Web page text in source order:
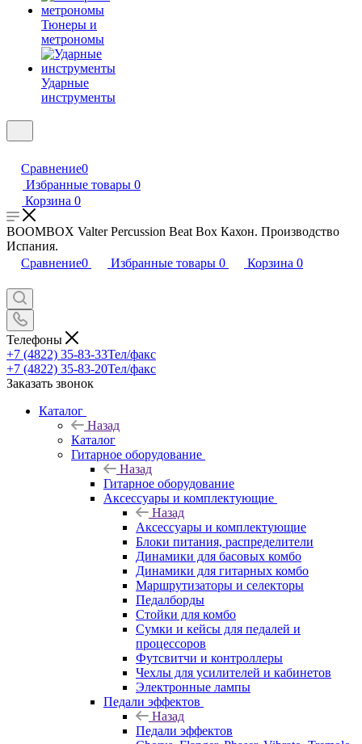
Тюнеры и
метрономы
Ударные
инструменты
Сравнение0
Избранные товары 0
Корзина 0
BOOMBOX Valter Percussion Beat Box Кахон. Производство
Испания.
Сравнение0 Избранные товары 0 Корзина 0
Телефоны
+7 (4822) 35-83-33Тел/факс
+7 (4822) 35-83-20Тел/факс
Заказать звонок
Каталог
Назад
Каталог
Гитарное оборудование
Назад
Гитарное оборудование
Аксессуары и комплектующие
Назад
Аксессуары и комплектующие
Блоки питания, распределители
Динамики для басовых комбо
Динамики для гитарных комбо
Маршрутизаторы и селекторы
Педалборды
Стойки для комбо
Сумки и кейсы для педалей и
процессоров
Футсвитчи и контроллеры
Чехлы для усилителей и кабинетов
Электронные лампы
Педали эффектов
Назад
Педали эффектов